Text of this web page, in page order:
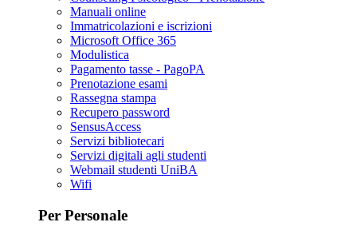
Manuali online
Immatricolazioni e iscrizioni
Microsoft Office 365
Modulistica
Pagamento tasse - PagoPA
Prenotazione esami
Rassegna stampa
Recupero password
SensusAccess
Servizi bibliotecari
Servizi digitali agli studenti
Webmail studenti UniBA
Wifi
Per Personale